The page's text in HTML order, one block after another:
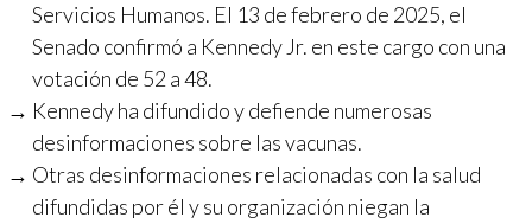
Servicios Humanos. El 13 de febrero de 2025, el
Senado confirmó a Kennedy Jr. en este cargo con una
votación de 52 a 48.
Kennedy ha difundido y defiende numerosas
desinformaciones sobre las vacunas.
Otras desinformaciones relacionadas con la salud
difundidas por él y su organización niegan la